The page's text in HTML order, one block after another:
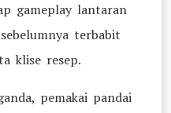
gameplay lantaran
terbabit
klise resep.
pemakai pandai